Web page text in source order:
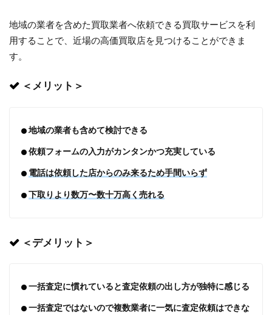
地域の業者を含めた買取業者へ依頼できる買取サービスを利
用することで、近場の高価買取店を見つけることができま
す。
＜メリット＞
地域の業者も含めて検討できる
依頼フォームの入力がカンタンかつ充実している
電話は依頼した店からのみ来るため手間いらず
下取りより数万〜数十万高く売れる
＜デメリット＞
一括査定に慣れていると査定依頼の出し方が独特に感じる
一括査定ではないので複数業者に一気に査定依頼はできな